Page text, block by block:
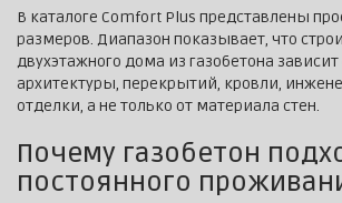
В каталоге Comfort Plus представлены
размеров. Диапазон показывает, что
двухэтажного дома из газобетона
архитектуры, перекрытий, кровли,
отделки, а не только от материала стен.
Почему газобетон
постоянного